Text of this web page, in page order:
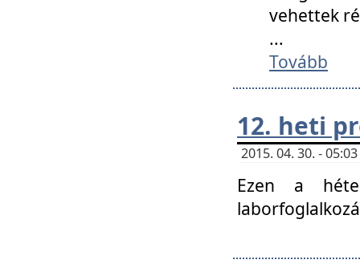
vehettek
...
Tovább
12. heti
2015. 04. 30. -
Ezen a